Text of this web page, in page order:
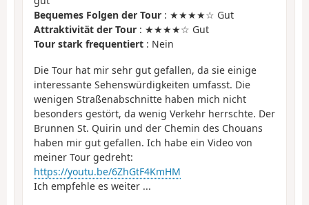
Bequemes Folgen der Tour : ★★★★☆ Gut
Attraktivität der Tour : ★★★★☆ Gut
Tour stark frequentiert : Nein
Die Tour hat mir sehr gut gefallen, da sie einige
interessante Sehenswürdigkeiten umfasst. Die
wenigen Straßenabschnitte haben mich nicht
besonders gestört, da wenig Verkehr herrschte. Der
Brunnen St. Quirin und der Chemin des Chouans
haben mir gut gefallen. Ich habe ein Video von
meiner Tour gedreht:
https://youtu.be/6ZhGtF4KmHM
Ich empfehle es weiter ...